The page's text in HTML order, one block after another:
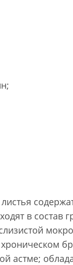
листья
в состав
астме;